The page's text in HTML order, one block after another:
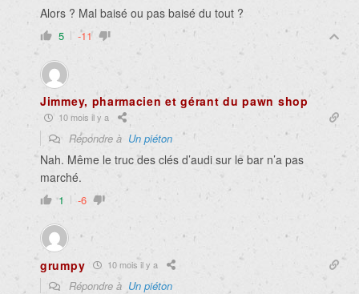
Alors ? Mal baisé ou pas baisé du tout ?
5 -11
Jimmey, pharmacien et gérant du pawn shop
10 mois il y a
Répondre à Un piéton
Nah. Même le truc des clés d’audi sur le bar n’a pas
marché.
1 -6
grumpy 10 mois il y a
Répondre à Un piéton